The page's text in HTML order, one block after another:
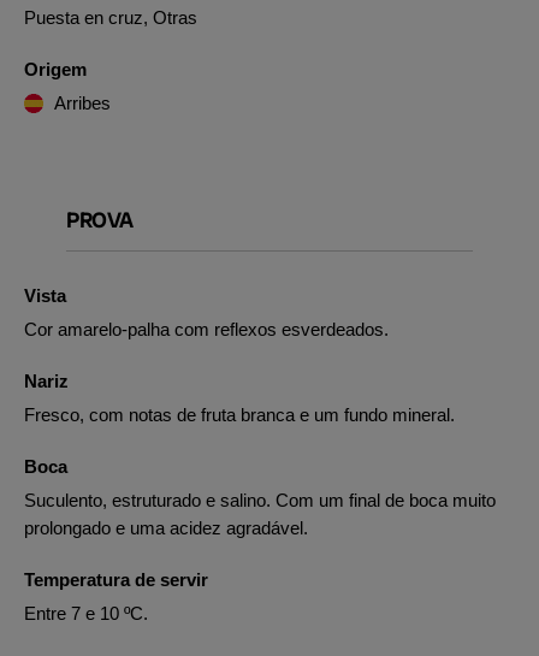
Puesta en cruz, Otras
Origem
Arribes
PROVA
Vista
Cor amarelo-palha com reflexos esverdeados.
Nariz
Fresco, com notas de fruta branca e um fundo mineral.
Boca
Suculento, estruturado e salino. Com um final de boca muito
prolongado e uma acidez agradável.
Temperatura de servir
Entre 7 e 10 ºC.